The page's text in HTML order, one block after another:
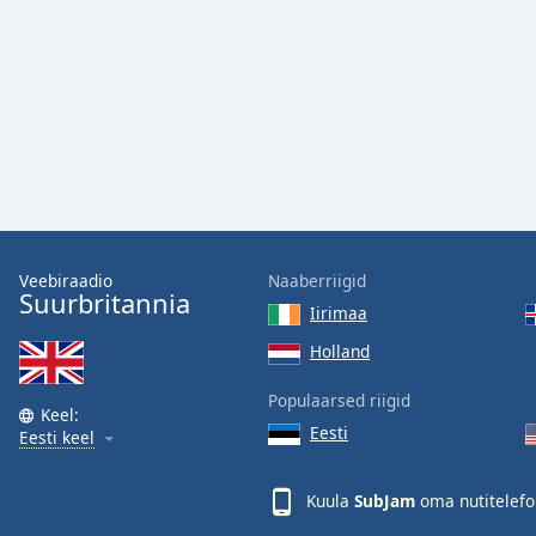
window.
dialog
window.
Escape
will
Veebiraadio
Suurbritannia
Keel:
Eesti keel
Naaberriigid
Iirimaa
Holland
Populaarsed riigid
Eesti
Kuula SubJam oma